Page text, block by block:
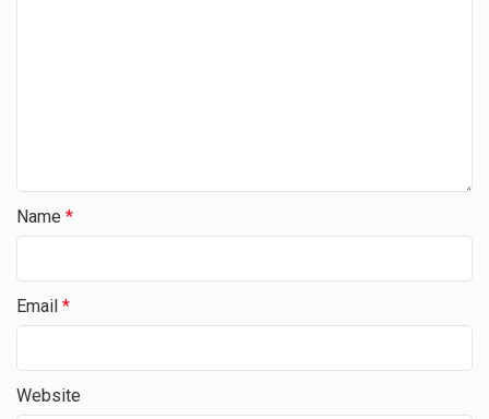
Name *
Email *
Website